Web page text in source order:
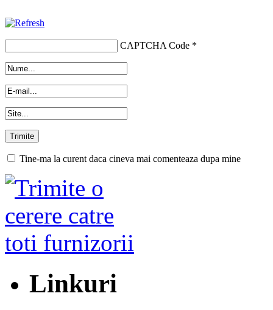
CAPTCHA Code *
Tine-ma la curent daca cineva mai comenteaza dupa mine
Linkuri